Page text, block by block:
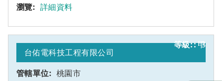
詳細資料
3
台佑電科技工程有限公司
桃園市
甲